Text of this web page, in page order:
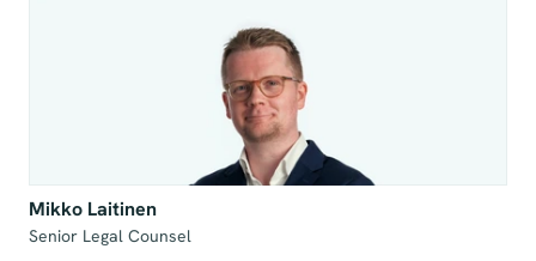
Mikko Laitinen
Senior Legal Counsel